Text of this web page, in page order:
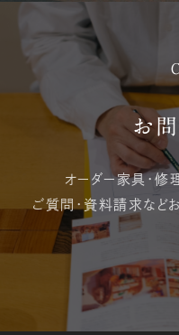
お
オーダー家具・修
ご質問・資料請求など